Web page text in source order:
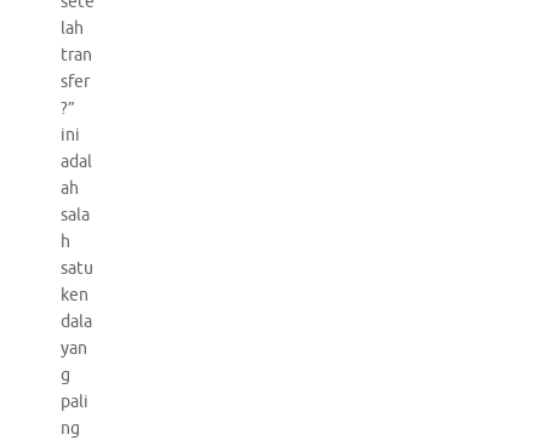
lah
tran
sfer
?”
ini
adal
ah
sala
h
satu
ken
dala
yan
g
pali
ng